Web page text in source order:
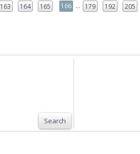
163 164 165 166 ... 179 192 205
Search